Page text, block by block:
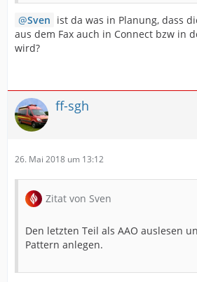
Sven ist da was in Planung, dass
aus dem Fax auch in Connect bzw in
wird?
ff-sgh
26. Mai 2018 um 13:12
Zitat von Sven
Den letzten Teil als AAO auslesen
Pattern anlegen.